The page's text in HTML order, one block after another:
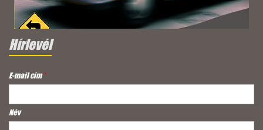
Hírlevél
E-mail cím*
Név